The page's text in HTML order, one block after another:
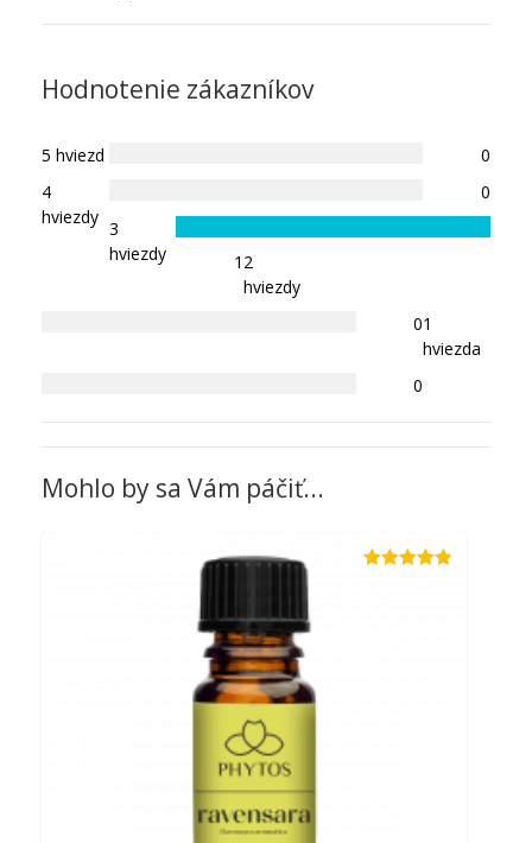
Hodnotenie zákazníkov
5 hviezd
0
4
hviezdy
0
3
hviezdy
1 2
hviezdy
01
hviezda
0
Mohlo by sa Vám páčiť...